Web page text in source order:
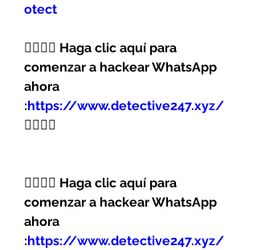
otect
👉🏻👉🏻 Haga clic aquí para
comenzar a hackear WhatsApp
ahora
:https://www.detective247.xyz/
👈🏻👈🏻
👉🏻👉🏻 Haga clic aquí para
comenzar a hackear WhatsApp
ahora
:https://www.detective247.xyz/